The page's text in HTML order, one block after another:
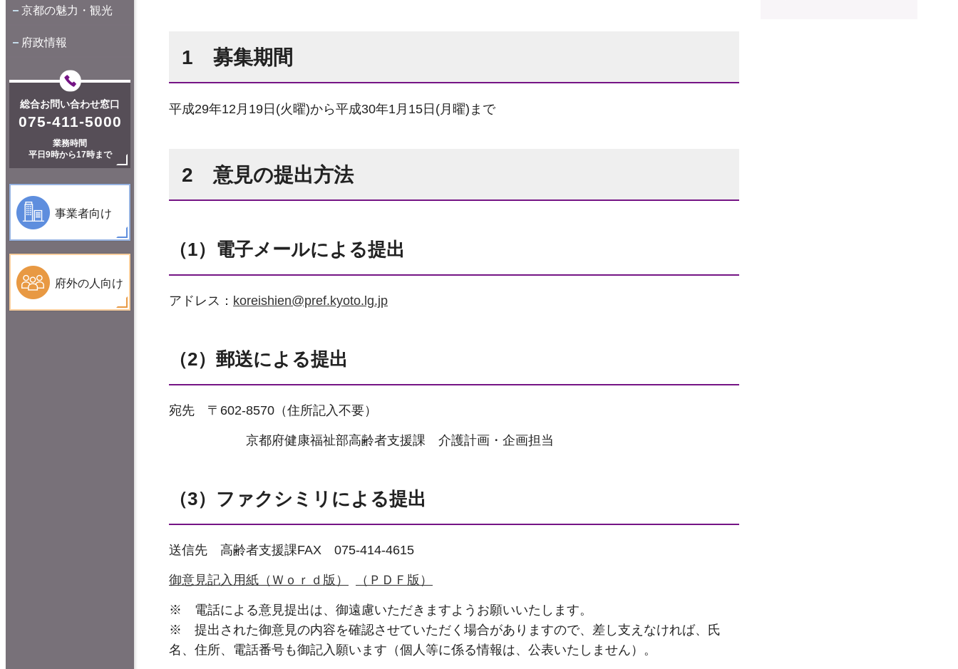
京都の魅力・観光
府政情報
総合お問い合わせ窓口
075-411-5000
業務時間
平日9時から17時まで
事業者向け
府外の人向け
1 募集期間
平成29年12月19日(火曜)から平成30年1月15日(月曜)まで
2 意見の提出方法
（1）電子メールによる提出
アドレス： koreishien@pref.kyoto.lg.jp
（2）郵送による提出
宛先 〒602-8570（住所記入不要）
京都府健康福祉部高齢者支援課 介護計画・企画担当
（3）ファクシミリによる提出
送信先 高齢者支援課FAX 075-414-4615
御意見記入用紙（Ｗｏｒｄ版） （ＰＤＦ版）
※ 電話による意見提出は、御遠慮いただきますようお願いいたします。
※ 提出された御意見の内容を確認させていただく場合がありますので、差し支えなければ、氏
名、住所、電話番号も御記入願います（個人等に係る情報は、公表いたしません）。